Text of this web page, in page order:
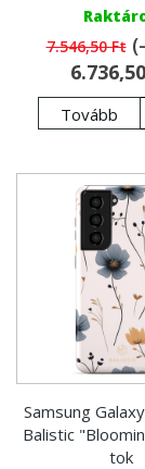
7.546,50 Ft(-
Tovább
Samsung
Balistic
tok